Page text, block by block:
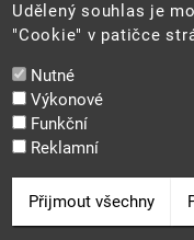
Mapa webu
Udělený souhlas je
"Cookie" v patičce
Nutné
Výkonové
Funkční
Reklamní
Přijmout všechny